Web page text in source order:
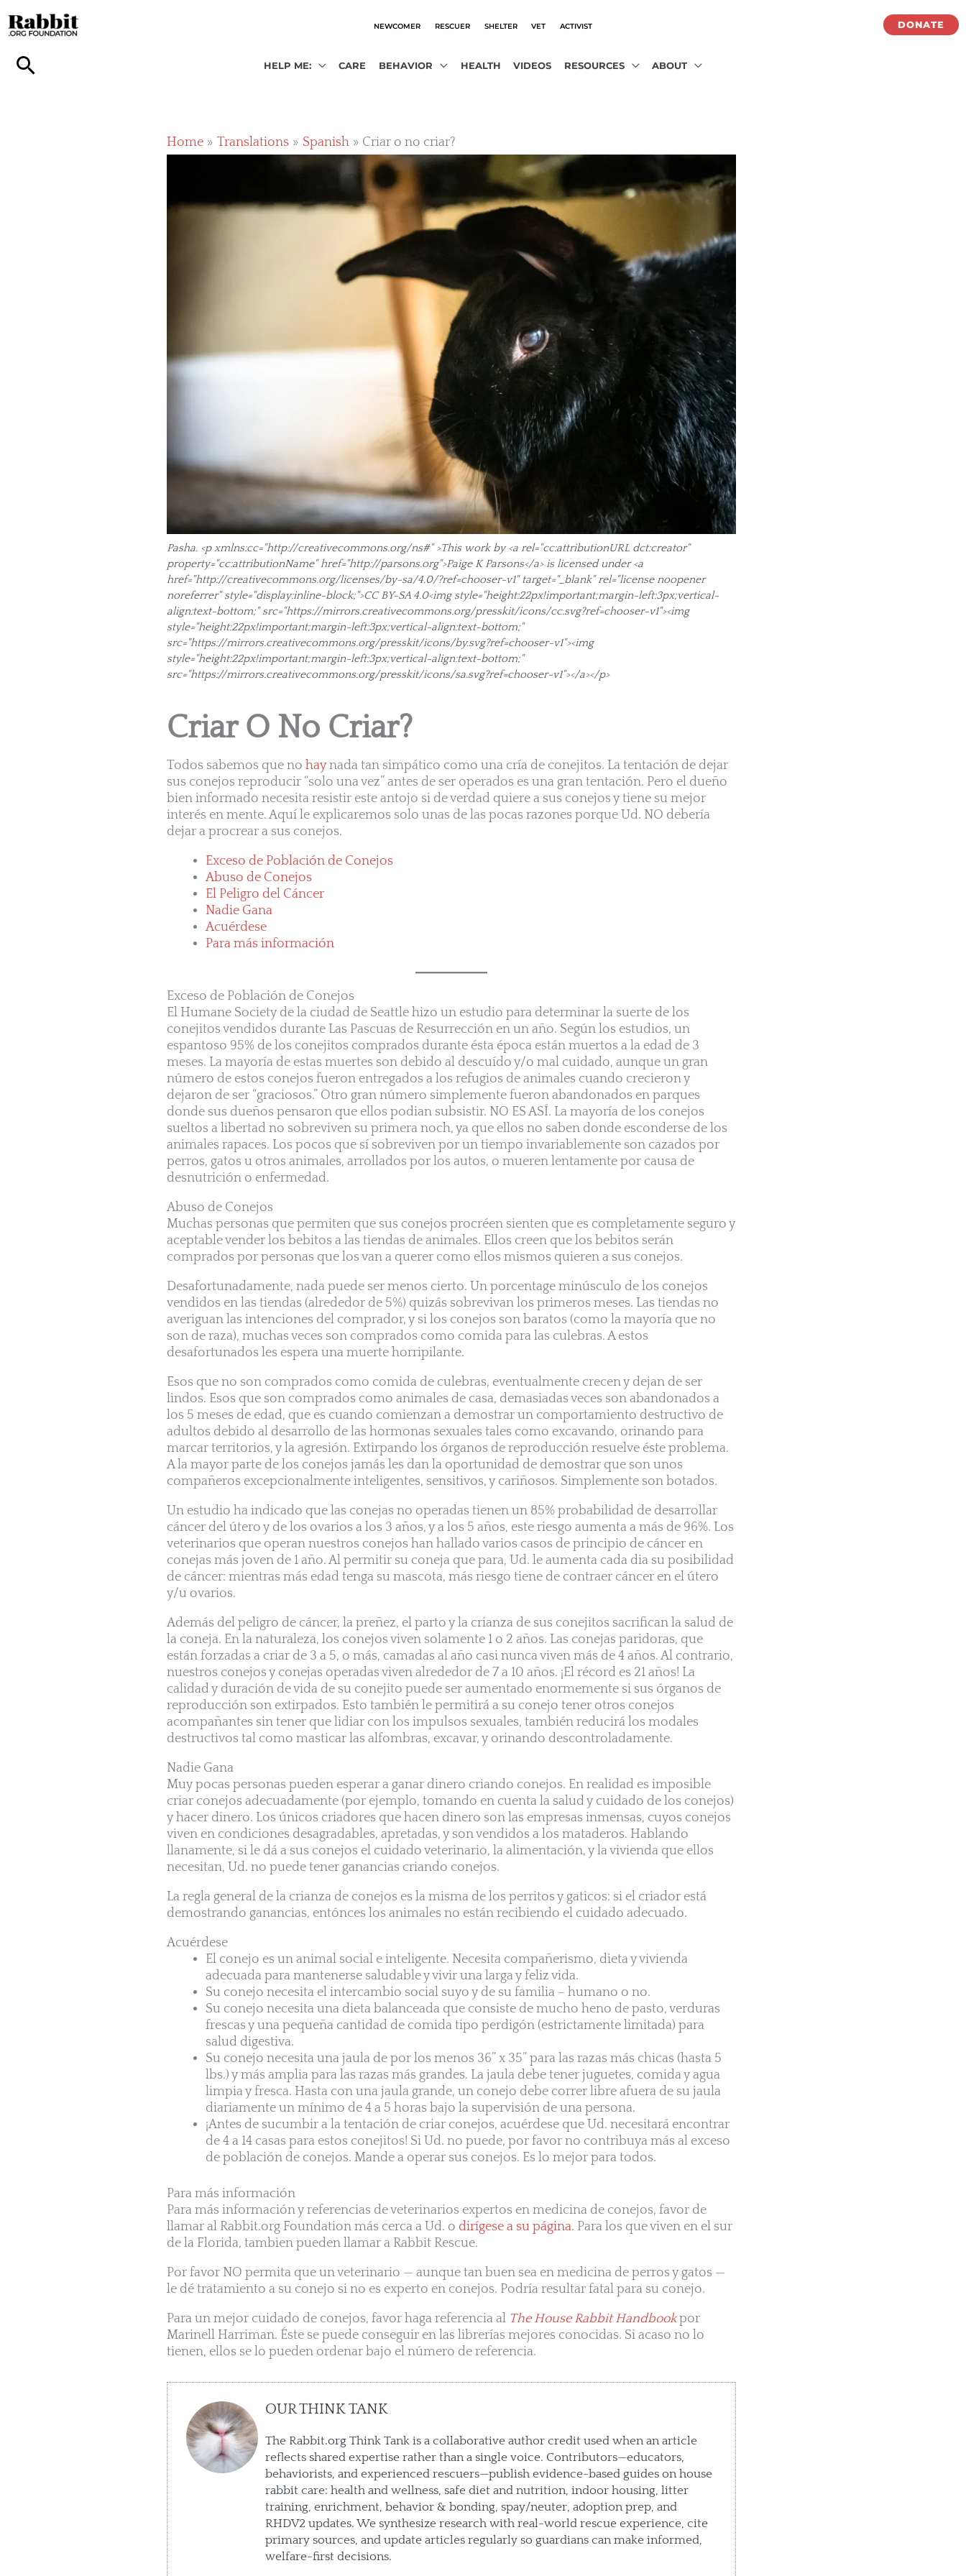
to
content
NEWCOMER RESCUER SHELTER VET ACTIVIST DONATE
HELP ME: CARE BEHAVIOR HEALTH VIDEOS RESOURCES ABOUT
Home Translations Spanish Criar o no criar?
Pasha. <p xmlns:cc="http://creativecommons.org/ns#" >This work by <a rel="cc:attributionURL dct:creator"
property="cc:attributionName" href="http://parsons.org">Paige K Parsons</a> is licensed under <a
href="http://creativecommons.org/licenses/by-sa/4.0/?ref=chooser-v1" target="_blank" rel="license noopener
noreferrer" style="display:inline-block;">CC BY-SA 4.0<img style="height:22px!important;margin-left:3px;vertical-
align:text-bottom;" src="https://mirrors.creativecommons.org/presskit/icons/cc.svg?ref=chooser-v1"><img
style="height:22px!important;margin-left:3px;vertical-align:text-bottom;"
src="https://mirrors.creativecommons.org/presskit/icons/by.svg?ref=chooser-v1"><img
style="height:22px!important;margin-left:3px;vertical-align:text-bottom;"
src="https://mirrors.creativecommons.org/presskit/icons/sa.svg?ref=chooser-v1"></a></p>
Criar O No Criar?
Todos sabemos que no hay nada tan simpático como una cría de conejitos. La tentación de dejar
sus conejos reproducir “solo una vez” antes de ser operados es una gran tentación. Pero el dueño
bien informado necesita resistir este antojo si de verdad quiere a sus conejos y tiene su mejor
interés en mente. Aquí le explicaremos solo unas de las pocas razones porque Ud. NO debería
dejar a procrear a sus conejos.
Exceso de Población de Conejos
Abuso de Conejos
El Peligro del Cáncer
Nadie Gana
Acuérdese
Para más información
Exceso de Población de Conejos
El Humane Society de la ciudad de Seattle hizo un estudio para determinar la suerte de los
conejitos vendidos durante Las Pascuas de Resurrección en un año. Según los estudios, un
espantoso 95% de los conejitos comprados durante ésta época están muertos a la edad de 3
meses. La mayoría de estas muertes son debido al descuído y/o mal cuidado, aunque un gran
número de estos conejos fueron entregados a los refugios de animales cuando crecieron y
dejaron de ser “graciosos.” Otro gran número simplemente fueron abandonados en parques
donde sus dueños pensaron que ellos podian subsistir. NO ES ASÍ. La mayoría de los conejos
sueltos a libertad no sobreviven su primera noch, ya que ellos no saben donde esconderse de los
animales rapaces. Los pocos que sí sobreviven por un tiempo invariablemente son cazados por
perros, gatos u otros animales, arrollados por los autos, o mueren lentamente por causa de
desnutrición o enfermedad.
Abuso de Conejos
Muchas personas que permiten que sus conejos procréen sienten que es completamente seguro y
aceptable vender los bebitos a las tiendas de animales. Ellos creen que los bebitos serán
comprados por personas que los van a querer como ellos mismos quieren a sus conejos.
Desafortunadamente, nada puede ser menos cierto. Un porcentage minúsculo de los conejos
vendidos en las tiendas (alrededor de 5%) quizás sobrevivan los primeros meses. Las tiendas no
averiguan las intenciones del comprador, y si los conejos son baratos (como la mayoría que no
son de raza), muchas veces son comprados como comida para las culebras. A estos
desafortunados les espera una muerte horripilante.
Esos que no son comprados como comida de culebras, eventualmente crecen y dejan de ser
lindos. Esos que son comprados como animales de casa, demasiadas veces son abandonados a
los 5 meses de edad, que es cuando comienzan a demostrar un comportamiento destructivo de
adultos debido al desarrollo de las hormonas sexuales tales como excavando, orinando para
marcar territorios, y la agresión. Extirpando los órganos de reproducción resuelve éste problema.
A la mayor parte de los conejos jamás les dan la oportunidad de demostrar que son unos
compañeros excepcionalmente inteligentes, sensitivos, y cariñosos. Simplemente son botados.
Un estudio ha indicado que las conejas no operadas tienen un 85% probabilidad de desarrollar
cáncer del útero y de los ovarios a los 3 años, y a los 5 años, este riesgo aumenta a más de 96%. Los
veterinarios que operan nuestros conejos han hallado varios casos de principio de cáncer en
conejas más joven de 1 año. Al permitir su coneja que para, Ud. le aumenta cada dia su posibilidad
de cáncer: mientras más edad tenga su mascota, más riesgo tiene de contraer cáncer en el útero
y/u ovarios.
Además del peligro de cáncer, la preñez, el parto y la crianza de sus conejitos sacrifican la salud de
la coneja. En la naturaleza, los conejos viven solamente 1 o 2 años. Las conejas paridoras, que
están forzadas a criar de 3 a 5, o más, camadas al año casi nunca viven más de 4 años. Al contrario,
nuestros conejos y conejas operadas viven alrededor de 7 a 10 años. ¡El récord es 21 años! La
calidad y duración de vida de su conejito puede ser aumentado enormemente si sus órganos de
reproducción son extirpados. Esto también le permitirá a su conejo tener otros conejos
acompañantes sin tener que lidiar con los impulsos sexuales, también reducirá los modales
destructivos tal como masticar las alfombras, excavar, y orinando descontroladamente.
Nadie Gana
Muy pocas personas pueden esperar a ganar dinero criando conejos. En realidad es imposible
criar conejos adecuadamente (por ejemplo, tomando en cuenta la salud y cuidado de los conejos)
y hacer dinero. Los únicos criadores que hacen dinero son las empresas inmensas, cuyos conejos
viven en condiciones desagradables, apretadas, y son vendidos a los mataderos. Hablando
llanamente, si le dá a sus conejos el cuidado veterinario, la alimentación, y la vivienda que ellos
necesitan, Ud. no puede tener ganancias criando conejos.
La regla general de la crianza de conejos es la misma de los perritos y gaticos: si el criador está
demostrando ganancias, entónces los animales no están recibiendo el cuidado adecuado.
Acuérdese
El conejo es un animal social e inteligente. Necesita compañerismo, dieta y vivienda
adecuada para mantenerse saludable y vivir una larga y feliz vida.
Su conejo necesita el intercambio social suyo y de su familia – humano o no.
Su conejo necesita una dieta balanceada que consiste de mucho heno de pasto, verduras
frescas y una pequeña cantidad de comida tipo perdigón (estrictamente limitada) para
salud digestiva.
Su conejo necesita una jaula de por los menos 36” x 35” para las razas más chicas (hasta 5
lbs.) y más amplia para las razas más grandes. La jaula debe tener juguetes, comida y agua
limpia y fresca. Hasta con una jaula grande, un conejo debe correr libre afuera de su jaula
diariamente un mínimo de 4 a 5 horas bajo la supervisión de una persona.
¡Antes de sucumbir a la tentación de criar conejos, acuérdese que Ud. necesitará encontrar
de 4 a 14 casas para estos conejitos! Si Ud. no puede, por favor no contribuya más al exceso
de población de conejos. Mande a operar sus conejos. Es lo mejor para todos.
Para más información
Para más información y referencias de veterinarios expertos en medicina de conejos, favor de
llamar al Rabbit.org Foundation más cerca a Ud. o dirígese a su página. Para los que viven en el sur
de la Florida, tambien pueden llamar a Rabbit Rescue.
Por favor NO permita que un veterinario — aunque tan buen sea en medicina de perros y gatos —
le dé tratamiento a su conejo si no es experto en conejos. Podría resultar fatal para su conejo.
Para un mejor cuidado de conejos, favor haga referencia al The House Rabbit Handbookpor
Marinell Harriman. Éste se puede conseguir en las librerías mejores conocidas. Si acaso no lo
tienen, ellos se lo pueden ordenar bajo el número de referencia.
OUR THINK TANK
The Rabbit.org Think Tank is a collaborative author credit used when an article
reflects shared expertise rather than a single voice. Contributors—educators,
behaviorists, and experienced rescuers—publish evidence-based guides on house
rabbit care: health and wellness, safe diet and nutrition, indoor housing, litter
training, enrichment, behavior & bonding, spay/neuter, adoption prep, and
RHDV2 updates. We synthesize research with real-world rescue experience, cite
primary sources, and update articles regularly so guardians can make informed,
welfare-first decisions.